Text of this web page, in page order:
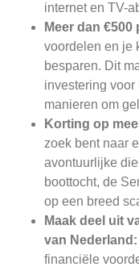
internet en TV-
Meer dan
voordelen en je
besparen. Dit
investering
manieren om
Korting op
zoek bent naar
avontuurlijke
boottocht, de
op een breed
Maak deel uit
van Nederland:
financiële